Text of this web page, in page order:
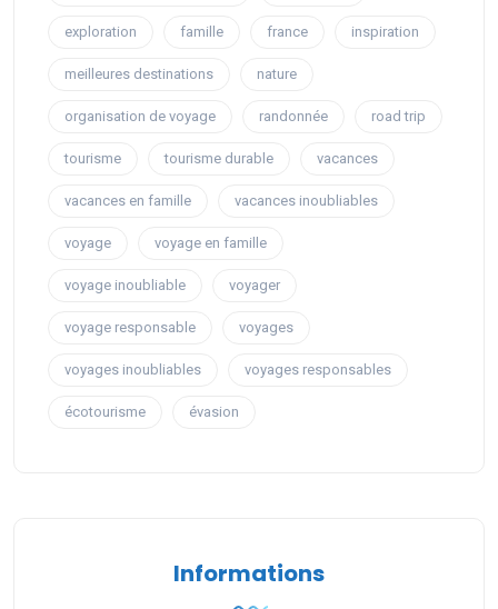
exploration famille france inspiration
meilleures destinations nature
organisation de voyage randonnée road trip
tourisme tourisme durable vacances
vacances en famille vacances inoubliables
voyage voyage en famille
voyage inoubliable voyager
voyage responsable voyages
voyages inoubliables voyages responsables
écotourisme évasion
Informations